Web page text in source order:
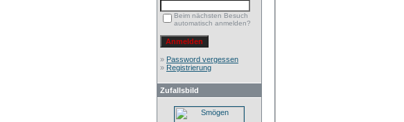
Beim nächsten Besuch
automatisch anmelden?
» Password vergessen
» Registrierung
Zufallsbild